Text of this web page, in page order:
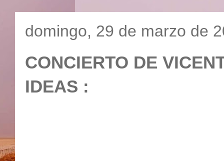
domingo, 29 de marzo de
CONCIERTO DE
IDEAS :